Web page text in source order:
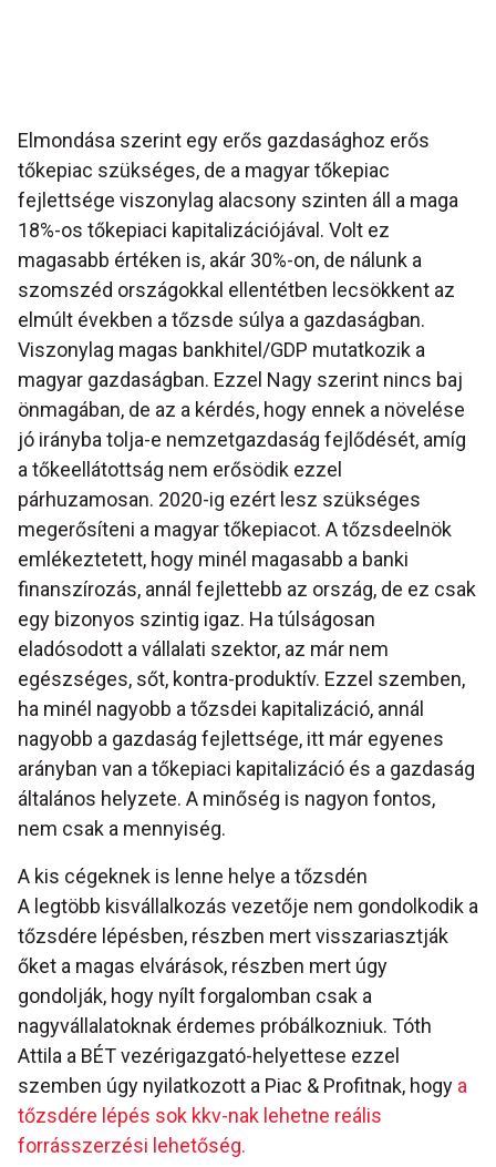
Elmondása szerint egy erős gazdasághoz erős
tőkepiac szükséges, de a magyar tőkepiac
fejlettsége viszonylag alacsony szinten áll a maga
18%-os tőkepiaci kapitalizációjával. Volt ez
magasabb értéken is, akár 30%-on, de nálunk a
szomszéd országokkal ellentétben lecsökkent az
elmúlt években a tőzsde súlya a gazdaságban.
Viszonylag magas bankhitel/GDP mutatkozik a
magyar gazdaságban. Ezzel Nagy szerint nincs baj
önmagában, de az a kérdés, hogy ennek a növelése
jó irányba tolja-e nemzetgazdaság fejlődését, amíg
a tőkeellátottság nem erősödik ezzel
párhuzamosan. 2020-ig ezért lesz szükséges
megerősíteni a magyar tőkepiacot. A tőzsdeelnök
emlékeztetett, hogy minél magasabb a banki
finanszírozás, annál fejlettebb az ország, de ez csak
egy bizonyos szintig igaz. Ha túlságosan
eladósodott a vállalati szektor, az már nem
egészséges, sőt, kontra-produktív. Ezzel szemben,
ha minél nagyobb a tőzsdei kapitalizáció, annál
nagyobb a gazdaság fejlettsége, itt már egyenes
arányban van a tőkepiaci kapitalizáció és a gazdaság
általános helyzete. A minőség is nagyon fontos,
nem csak a mennyiség.
A kis cégeknek is lenne helye a tőzsdén
A legtöbb kisvállalkozás vezetője nem gondolkodik a
tőzsdére lépésben, részben mert visszariasztják
őket a magas elvárások, részben mert úgy
gondolják, hogy nyílt forgalomban csak a
nagyvállalatoknak érdemes próbálkozniuk. Tóth
Attila a BÉT vezérigazgató-helyettese ezzel
szemben úgy nyilatkozott a Piac & Profitnak, hogy a
tőzsdére lépés sok kkv-nak lehetne reális
forrásszerzési lehetőség.